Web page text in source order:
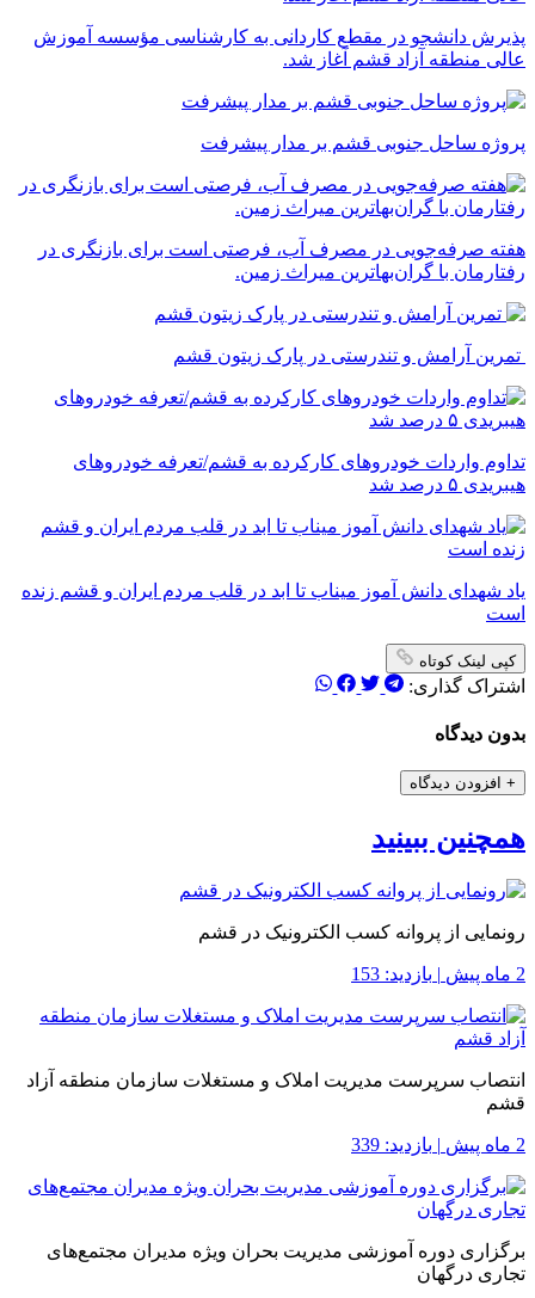
پذیرش دانشجو در مقطع کاردانی به کارشناسی مؤسسه آموزش
عالی منطقه آزاد قشم آغاز شد.
پروژه ساحل جنوبی قشم بر مدار پیشرفت
‌هفته صرفه‌جویی در مصرف آب، فرصتی است برای بازنگری در
رفتارمان با گران‌بهاترین میراث زمین.
تمرین آرامش و تندرستی در پارک زیتون قشم
تداوم واردات خودروهای کارکرده به قشم/تعرفه خودروهای
هیبریدی ۵ درصد شد
یاد شهدای دانش آموز میناب تا ابد در قلب مردم ایران و قشم زنده
است
کپی لینک کوتاه
اشتراک گذاری:
بدون دیدگاه
+ افزودن دیدگاه
همچنین ببینید
رونمایی از پروانه کسب الکترونیک در قشم
2 ماه پیش | بازدید: 153
انتصاب سرپرست مدیریت املاک و مستغلات سازمان منطقه آزاد
قشم
2 ماه پیش | بازدید: 339
برگزاری دوره آموزشی مدیریت بحران ویژه مدیران مجتمع‌های
تجاری درگهان